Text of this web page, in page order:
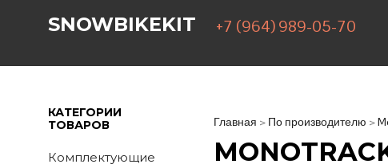
SNOWBIKEKIT +7 (964) 989-05-70
КАТЕГОРИИ
ТОВАРОВ
Комплектующие
Главная > По производителю >